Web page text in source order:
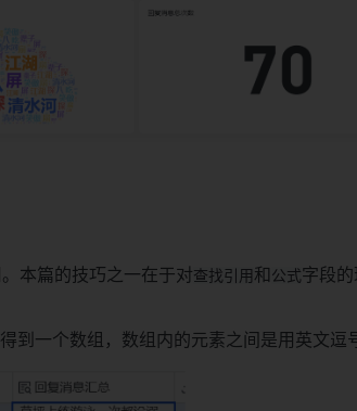
本篇的技巧之一在于对查找引用 和公式字段
到一个数组，数组内的元素之间是用英文逗